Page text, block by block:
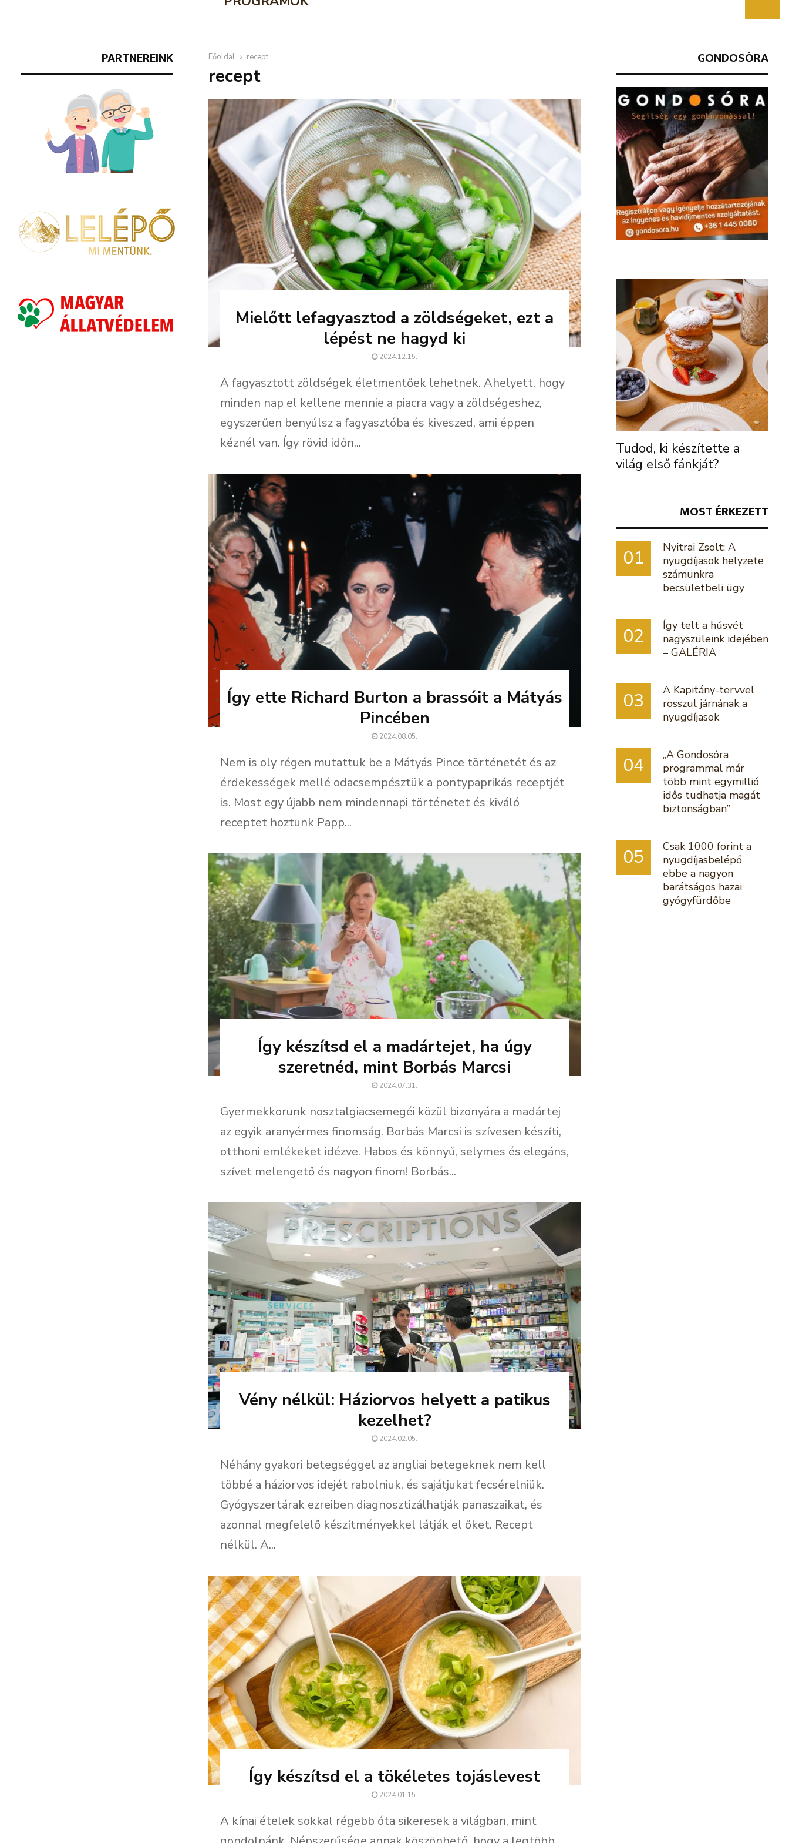
Főoldal recept
recept
Mielőtt lefagyasztod a zöldségeket, ezt a
lépést ne hagyd ki
2024.12.15.
A fagyasztott zöldségek életmentőek lehetnek. Ahelyett, hogy
minden nap el kellene mennie a piacra vagy a zöldségeshez,
egyszerűen benyúlsz a fagyasztóba és kiveszed, ami éppen
kéznél van. Így rövid időn...
Így ette Richard Burton a brassóit a Mátyás
Pincében
2024.08.05.
Nem is oly régen mutattuk be a Mátyás Pince történetét és az
érdekességek mellé odacsempésztük a pontypaprikás receptjét
is. Most egy újabb nem mindennapi történetet és kiváló
receptet hoztunk Papp...
Így készítsd el a madártejet, ha úgy
szeretnéd, mint Borbás Marcsi
2024.07.31.
Gyermekkorunk nosztalgiacsemegéi közül bizonyára a madártej
az egyik aranyérmes finomság. Borbás Marcsi is szívesen készíti,
otthoni emlékeket idézve. Habos és könnyű, selymes és elegáns,
szívet melengető és nagyon finom! Borbás...
Vény nélkül: Háziorvos helyett a patikus
kezelhet?
2024.02.05.
Néhány gyakori betegséggel az angliai betegeknek nem kell
többé a háziorvos idejét rabolniuk, és sajátjukat fecsérelniük.
Gyógyszertárak ezreiben diagnosztizálhatják panaszaikat, és
azonnal megfelelő készítményekkel látják el őket. Recept
nélkül. A...
Így készítsd el a tökéletes tojáslevest
2024.01.15.
A kínai ételek sokkal régebb óta sikeresek a világban, mint
PARTNEREINK GONDOSÓRA
Tudod, ki készítette a
világ első fánkját?
MOST ÉRKEZETT
01
Nyitrai Zsolt: A
nyugdíjasok helyzete
számunkra
becsületbeli ügy
02
Így telt a húsvét
nagyszüleink idejében
– GALÉRIA
03
A Kapitány-tervvel
rosszul járnának a
nyugdíjasok
04
„A Gondosóra
programmal már
több mint egymillió
idős tudhatja magát
biztonságban”
05
Csak 1000 forint a
nyugdíjasbelépő
ebbe a nagyon
barátságos hazai
gyógyfürdőbe